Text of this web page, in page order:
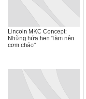
Lincoln MKC Concept:
Những hứa hẹn "làm nên
cơm cháo"